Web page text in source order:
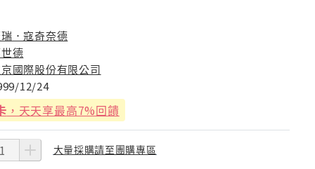
．寇奇奈德
德
國際股份有限公司
12/24
，天天享最高7%回饋
大量採購請至團購專區